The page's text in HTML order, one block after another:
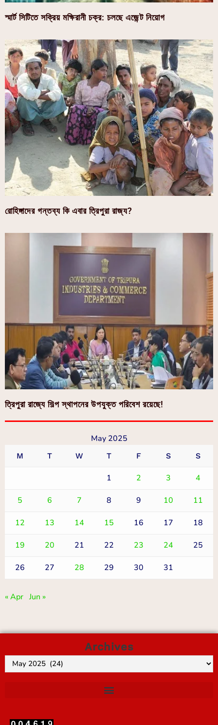
স্মার্ট সিটিতে সক্রিয় মক্ষিরানী চক্র: চলছে এজেন্ট নিয়োগ
রোহিঙ্গাদের গন্তব্য কি এবার ত্রিপুরা রাজ্য?
ত্রিপুরা রাজ্যে শিল্প স্থাপনের উপযুক্ত পরিবেশ রয়েছে!
May 2025
M T W T F S S
1 2 3 4
5 6 7 8 9 10 11
12 13 14 15 16 17 18
19 20 21 22 23 24 25
26 27 28 29 30 31
« Apr Jun »
Archives